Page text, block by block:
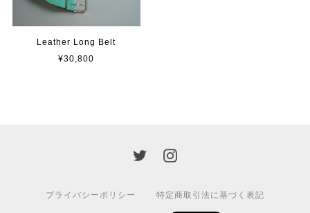
Leather Long Belt
¥30,800
プライバシーポリシー 特定商取引法に基づく表記